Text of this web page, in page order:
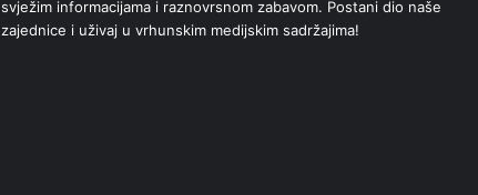
svježim informacijama i raznovrsnom zabavom. Postani dio naše
zajednice i uživaj u vrhunskim medijskim sadržajima!